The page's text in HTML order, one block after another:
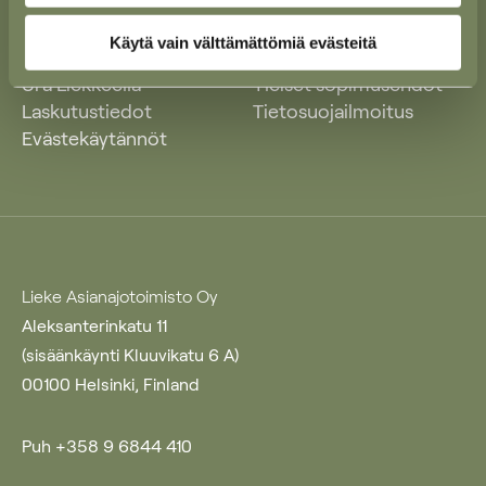
Käytä vain välttämättömiä evästeitä
Ajankohtaista
Ura Liekkeellä
Laskutustiedot
Evästekäytännöt
Yleiset käyttöehdot
Yleiset sopimusehdot
Tietosuojailmoitus
Lieke Asianajotoimisto Oy
Aleksanterinkatu 11
(sisäänkäynti Kluuvikatu 6 A)
00100 Helsinki, Finland
Puh +358 9 6844 410